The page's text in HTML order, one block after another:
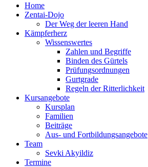
Home
Zentai-Dojo
Der Weg der leeren Hand
Kämpferherz
Wissenswertes
Zahlen und Begriffe
Binden des Gürtels
Prüfungsordnungen
Gurtgrade
Regeln der Ritterlichkeit
Kursangebote
Kursplan
Familien
Beiträge
Aus- und Fortbildungsangebote
Team
Sevki Akyildiz
Termine